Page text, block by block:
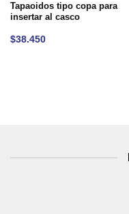
Tapaoidos tipo copa para
insertar al casco
$38.450